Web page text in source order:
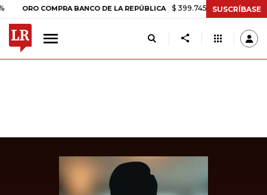
COMPRA BANCO DE LA REPÚBLICA $ 399.745,16 +$ 2.295,71 +0,58%
SUSCRÍBASE